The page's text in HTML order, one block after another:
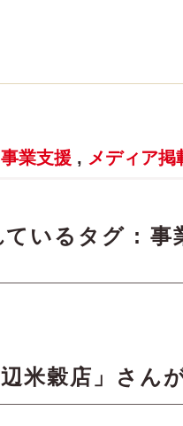
事業支援 , メディア掲
ているタグ : 事
辺米穀店」さん